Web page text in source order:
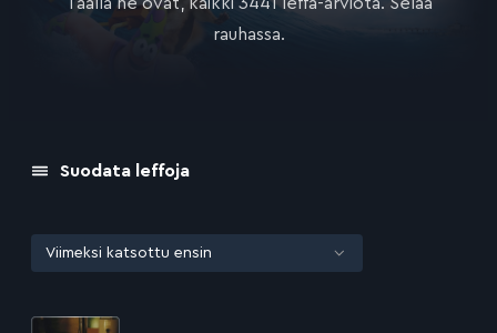
rauhassa.
Suodata leffoja